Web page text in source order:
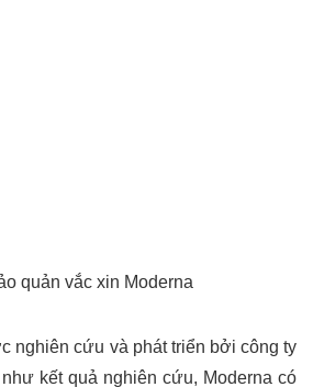
quản vắc xin Moderna
nghiên cứu và phát triển bởi công ty
kết quả nghiên cứu, Moderna có